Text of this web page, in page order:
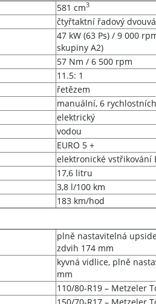
581 cm3
čtyřtaktní řadový
47 kW (63 Ps) / 9 000
skupiny A2)
57 Nm / 6 500 rpm
11.5: 1
řetězem
manuální, 6
elektrický
vodou
EURO 5 +
elektronické vstřikování
17,6 litru
3,8 l/100 km
183 km/hod
plně nastavitelná
zdvih 174 mm
kyvná vidlice, plně
mm
110/80-R19 – Metzeler
150/70-R17 – Metzeler